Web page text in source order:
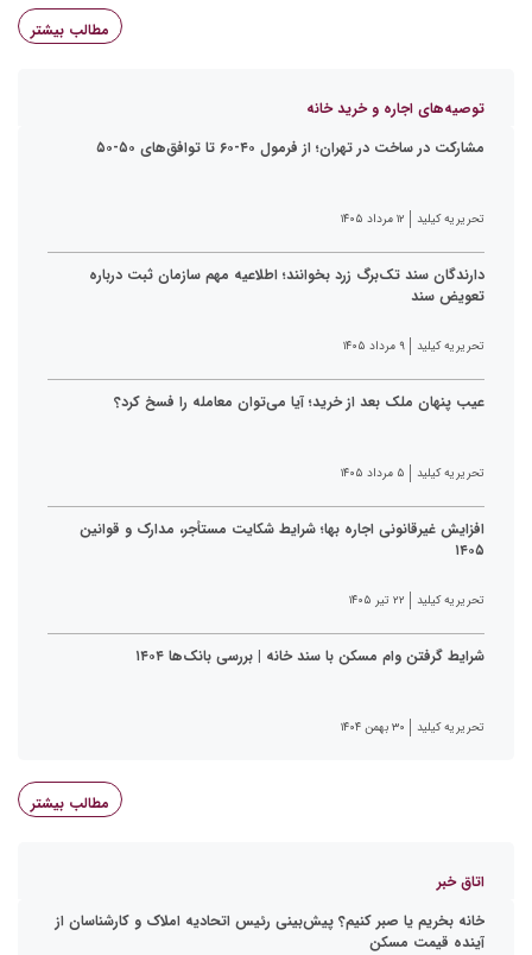
مطالب بیشتر
توصیه‌های اجاره و خرید خانه
مشارکت در ساخت در تهران؛ از فرمول ۴۰-۶۰ تا توافق‌های ۵۰-۵۰
تحریریه کیلید ۱۲ مرداد ۱۴۰۵
دارندگان سند تک‌برگ زرد بخوانند؛ اطلاعیه مهم سازمان ثبت درباره
تعویض سند
تحریریه کیلید ۹ مرداد ۱۴۰۵
عیب پنهان ملک بعد از خرید؛ آیا می‌توان معامله را فسخ کرد؟
تحریریه کیلید ۵ مرداد ۱۴۰۵
افزایش غیرقانونی اجاره بها؛ شرایط شکایت مستأجر، مدارک و قوانین
۱۴۰۵
تحریریه کیلید ۲۲ تیر ۱۴۰۵
شرایط گرفتن وام مسکن با سند خانه | بررسی بانک‌ها ۱۴۰۴
تحریریه کیلید ۳۰ بهمن ۱۴۰۴
مطالب بیشتر
اتاق خبر
خانه بخریم یا صبر کنیم؟ پیش‌بینی رئیس اتحادیه املاک و کارشناسان از
آینده قیمت مسکن